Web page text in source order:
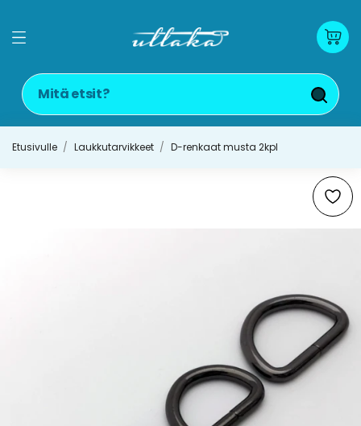
Etusivulle Laukkutarvikkeet D-renkaat musta 2kpl